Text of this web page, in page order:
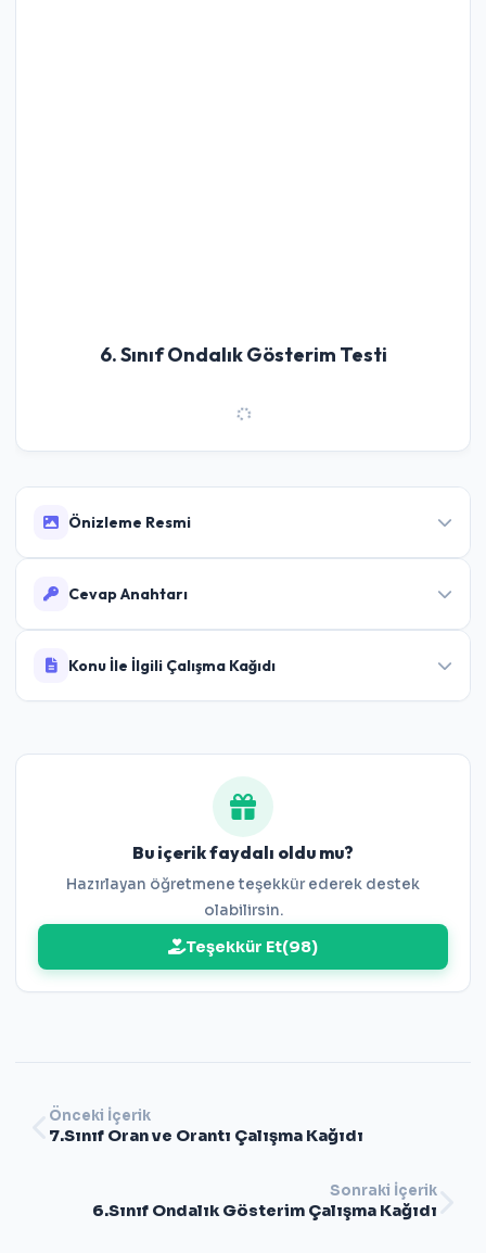
6. Sınıf Ondalık Gösterim Testi
Önizleme Resmi
Cevap Anahtarı
Cevaplar:1-D 2-C 3-B 4-D 5-A 6-C 7-D 8-B 9-
Konu İle İlgili Çalışma Kağıdı
Bu içerik faydalı oldu mu?
Hazırlayan öğretmene teşekkür ederek destek
olabilirsin.
Teşekkür Et(98)
Önceki İçerik
7.Sınıf Oran ve Orantı Çalışma Kağıdı
Sonraki İçerik
6.Sınıf Ondalık Gösterim Çalışma Kağıdı